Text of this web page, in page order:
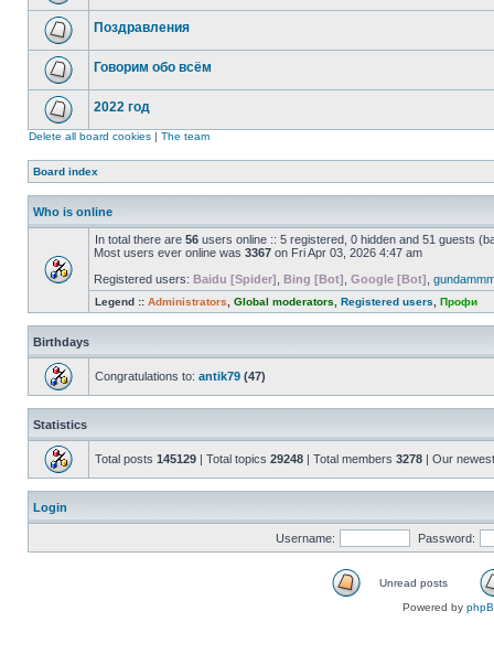
Поздравления
Говорим обо всём
2022 год
Delete all board cookies | The team
Board index
Who is online
In total there are 56 users online :: 5 registered, 0 hidden and 51 guests
Most users ever online was 3367 on Fri Apr 03, 2026 4:47 am
Registered users: Baidu [Spider] Bing [Bot] Google [Bot]
Legend :: Administrators Global moderators Registered users Профи
Birthdays
Congratulations to: antik79 (47)
Statistics
Total posts 145129 | Total topics 29248 | Total members 3278 | Our
Login
Username: Password:
Unread posts
Powered by